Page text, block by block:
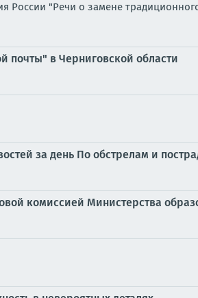
"Речи о замене
почты" в Черниговской области
за день По обстрелам и
комиссией Министерства